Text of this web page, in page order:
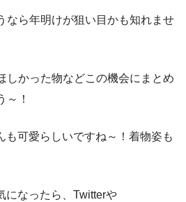
なら年明けが狙い目かも知れませ
しかった物などこの機会にまとめ
～！
も可愛らしいですね～！着物姿も
になったら、Twitterや